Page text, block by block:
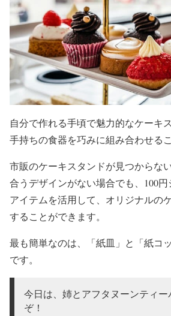
自分で作れる手頃で魅力的なケーキ
手持ちの食器を巧みに組み合わせる
市販のケーキスタンドが見つからな
合うデザインがない場合でも、100
アイテムを活用して、オリジナルの
することができます。
最も簡単なのは、「紙皿」と「紙コ
です。
今日は、姉とアフタヌーンティー
ぞ！